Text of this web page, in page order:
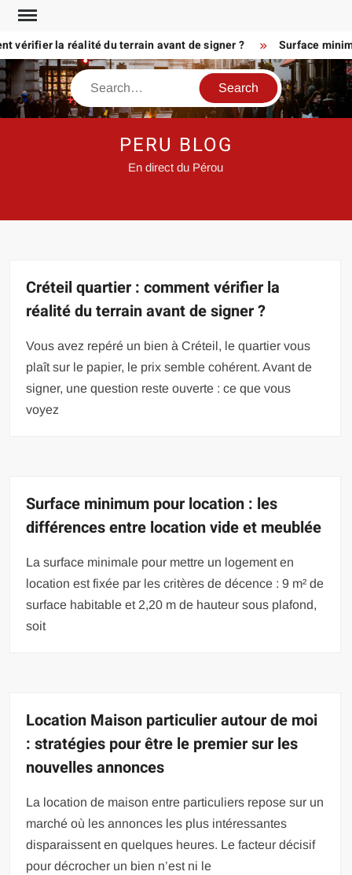
Skip
contentla réalité du terrain avant de signer ? Surface
Search
PERU BLOG
En direct du Pérou
Créteil quartier : comment vérifier la
réalité du terrain avant de signer ?
Vous avez repéré un bien à Créteil, le quartier vous
plaît sur le papier, le prix semble cohérent. Avant de
signer, une question reste ouverte : ce que vous
voyez
Surface minimum pour location : les
différences entre location vide et meublée
La surface minimale pour mettre un logement en
location est fixée par les critères de décence : 9 m² de
surface habitable et 2,20 m de hauteur sous plafond,
soit
Location Maison particulier autour de moi
: stratégies pour être le premier sur les
nouvelles annonces
La location de maison entre particuliers repose sur un
marché où les annonces les plus intéressantes
disparaissent en quelques heures. Le facteur décisif
pour décrocher un bien n’est ni le